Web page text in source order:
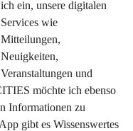
ich ein, unsere digitalen
Services wie
Mitteilungen,
Neuigkeiten,
Veranstaltungen und
möchte ich ebenso
Informationen zu
gibt es Wissenswertes